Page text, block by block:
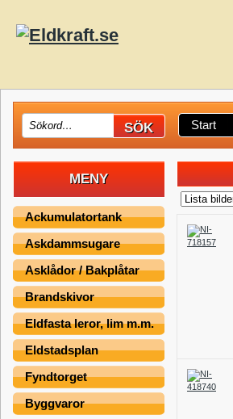
Start
MENY
Ackumulatortank
Askdammsugare
Asklådor / Bakplåtar
Brandskivor
Eldfasta leror, lim m.m.
Eldstadsplan
Fyndtorget
Byggvaror